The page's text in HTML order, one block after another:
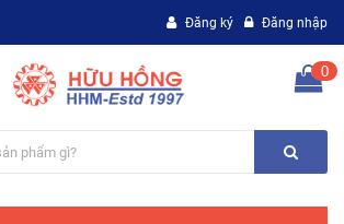
Đăng ký Đăng nhập
0